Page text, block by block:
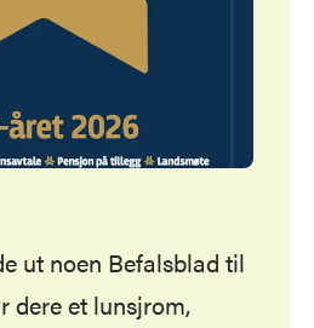
ut noen Befalsblad til
dere et lunsjrom,